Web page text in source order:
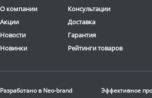
О компании
Акции
Новости
Новинки
Консультации
Доставка
Гарантия
Рейтинги товаров
Разработано в Neo-brand Эффективное